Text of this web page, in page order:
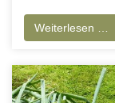
Weiterlesen …